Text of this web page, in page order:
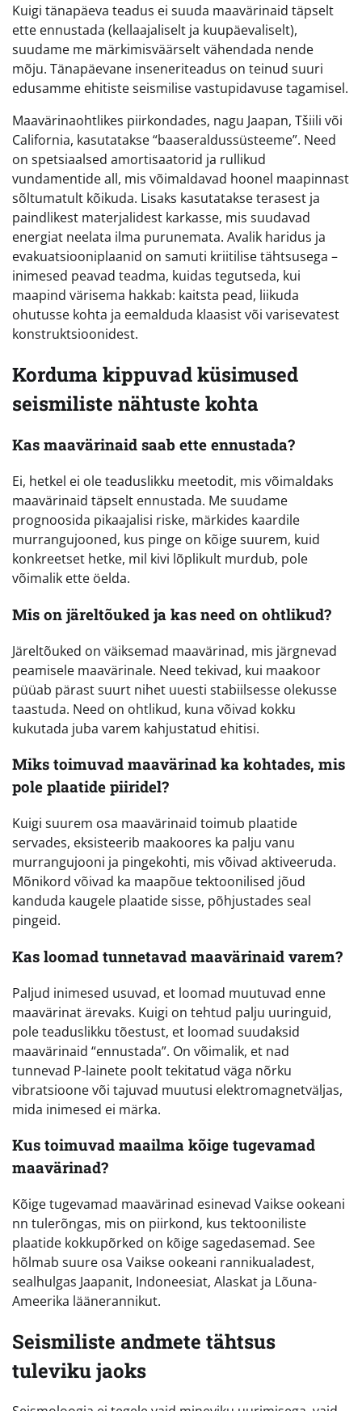
Kuigi tänapäeva teadus ei suuda maavärinaid täpselt
ette ennustada (kellaajaliselt ja kuupäevaliselt),
suudame me märkimisväärselt vähendada nende
mõju. Tänapäevane inseneriteadus on teinud suuri
edusamme ehitiste seismilise vastupidavuse tagamisel.
Maavärinaohtlikes piirkondades, nagu Jaapan, Tšiili või
California, kasutatakse “baaseraldussüsteeme”. Need
on spetsiaalsed amortisaatorid ja rullikud
vundamentide all, mis võimaldavad hoonel maapinnast
sõltumatult kõikuda. Lisaks kasutatakse terasest ja
paindlikest materjalidest karkasse, mis suudavad
energiat neelata ilma purunemata. Avalik haridus ja
evakuatsiooniplaanid on samuti kriitilise tähtsusega –
inimesed peavad teadma, kuidas tegutseda, kui
maapind värisema hakkab: kaitsta pead, liikuda
ohutusse kohta ja eemalduda klaasist või varisevatest
konstruktsioonidest.
Korduma kippuvad küsimused
seismiliste nähtuste kohta
Kas maavärinaid saab ette ennustada?
Ei, hetkel ei ole teaduslikku meetodit, mis võimaldaks
maavärinaid täpselt ennustada. Me suudame
prognoosida pikaajalisi riske, märkides kaardile
murrangujooned, kus pinge on kõige suurem, kuid
konkreetset hetke, mil kivi lõplikult murdub, pole
võimalik ette öelda.
Mis on järeltõuked ja kas need on ohtlikud?
Järeltõuked on väiksemad maavärinad, mis järgnevad
peamisele maavärinale. Need tekivad, kui maakoor
püüab pärast suurt nihet uuesti stabiilsesse olekusse
taastuda. Need on ohtlikud, kuna võivad kokku
kukutada juba varem kahjustatud ehitisi.
Miks toimuvad maavärinad ka kohtades, mis
pole plaatide piiridel?
Kuigi suurem osa maavärinaid toimub plaatide
servades, eksisteerib maakoores ka palju vanu
murrangujooni ja pingekohti, mis võivad aktiveeruda.
Mõnikord võivad ka maapõue tektoonilised jõud
kanduda kaugele plaatide sisse, põhjustades seal
pingeid.
Kas loomad tunnetavad maavärinaid varem?
Paljud inimesed usuvad, et loomad muutuvad enne
maavärinat ärevaks. Kuigi on tehtud palju uuringuid,
pole teaduslikku tõestust, et loomad suudaksid
maavärinaid “ennustada”. On võimalik, et nad
tunnevad P-lainete poolt tekitatud väga nõrku
vibratsioone või tajuvad muutusi elektromagnetväljas,
mida inimesed ei märka.
Kus toimuvad maailma kõige tugevamad
maavärinad?
Kõige tugevamad maavärinad esinevad Vaikse ookeani
nn tulerõngas, mis on piirkond, kus tektooniliste
plaatide kokkupõrked on kõige sagedasemad. See
hõlmab suure osa Vaikse ookeani rannikualadest,
sealhulgas Jaapanit, Indoneesiat, Alaskat ja Lõuna-
Ameerika läänerannikut.
Seismiliste andmete tähtsus
tuleviku jaoks